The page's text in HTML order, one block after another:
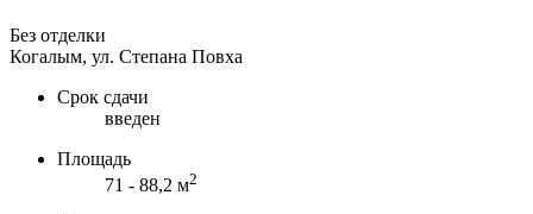
Без отделки
Когалым, ул. Степана Повха
Срок сдачи
введен
Площадь
71 - 88,2 м2